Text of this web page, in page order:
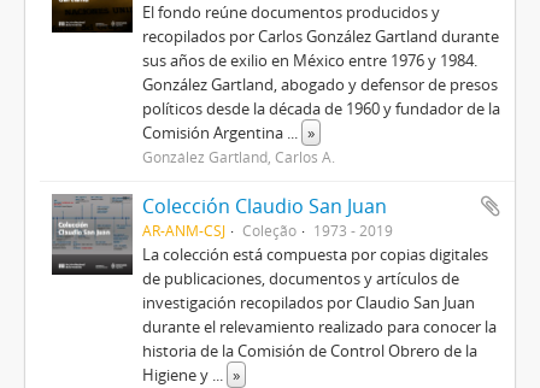
El fondo reúne documentos producidos y
recopilados por Carlos González Gartland durante
sus años de exilio en México entre 1976 y 1984.
González Gartland, abogado y defensor de presos
políticos desde la década de 1960 y fundador de la
Comisión Argentina ... »
González Gartland, Carlos A.
Colección Claudio San Juan
AR-ANM-CSJ Coleção 1973 - 2019
La colección está compuesta por copias digitales
de publicaciones, documentos y artículos de
investigación recopilados por Claudio San Juan
durante el relevamiento realizado para conocer la
historia de la Comisión de Control Obrero de la
Higiene y ... »